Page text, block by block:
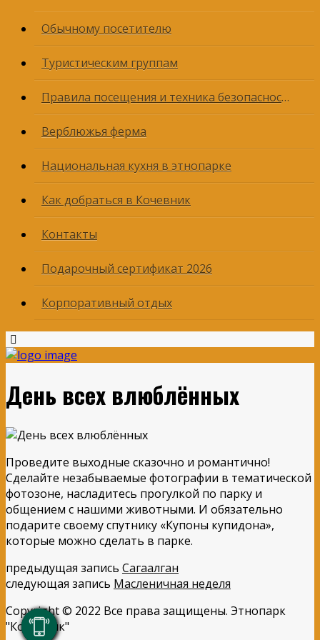
Обычному посетителю
Туристическим группам
Правила посещения и техника безопасности
Верблюжья ферма
Национальная кухня в этнопарке
Как добраться в Кочевник
Контакты
Подарочный сертификат 2026
Корпоративный отдых
День всех влюблённых
Проведите выходные сказочно и романтично!
Сделайте незабываемые фотографии в тематической
фотозоне, насладитесь прогулкой по парку и
общением с нашими животными. И обязательно
подарите своему спутнику «Купоны купидона»,
которые можно сделать в парке.
предыдущая запись Сагаалган
следующая запись Масленичная неделя
Copyright © 2022 Все права защищены. Этнопарк
"Кочевник"